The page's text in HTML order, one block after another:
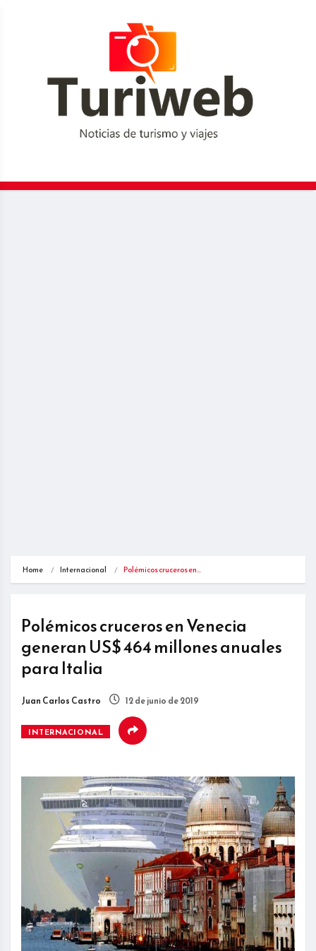
Home Internacional Polémicos cruceros en…
Polémicos cruceros en Venecia
generan US$ 464 millones anuales
para Italia
Juan Carlos Castro 12 de junio de 2019
INTERNACIONAL